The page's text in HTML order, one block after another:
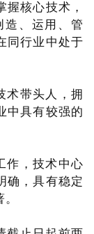
核心技术，
造、运用、管
同行业中处于
术带头人，拥
中具有较强的
作，技术中心
确，具有稳定